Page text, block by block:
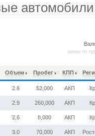
цены по
Объем Пробег КПП
2.6 52,000 АКП
2.9 260,000 АКП
2.6 8,000 АКП
3.0 70,000 АКП